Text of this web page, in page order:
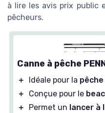
à lire les avis prix public
pêcheurs.
Canne à pêche
＋ Idéale pour la
＋
Conçue pour le
＋
Permet un lancer à